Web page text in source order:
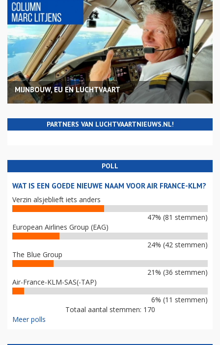
MIJNBOUW, EU EN LUCHTVAART
PARTNERS VAN LUCHTVAARTNIEUWS.NL!
POLL
WAT IS EEN GOEDE NIEUWE NAAM VOOR AIR FRANCE-KLM?
Verzin alsjeblieft iets anders
47% (81 stemmen)
European Airlines Group (EAG)
24% (42 stemmen)
The Blue Group
21% (36 stemmen)
Air-France-KLM-SAS(-TAP)
6% (11 stemmen)
Totaal aantal stemmen: 170
Meer polls